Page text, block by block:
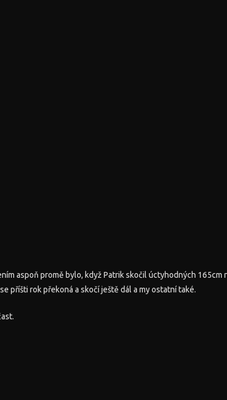
aspoň promě bylo, když Patrik skočil úctyhodných 165cm
příšti rok překoná a skočí ještě dál a my ostatní také.